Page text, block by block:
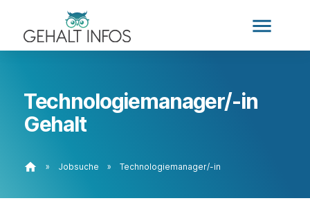
menu
Technologiemanager/-in
Gehalt
home » Jobsuche » Technologiemanager/-in